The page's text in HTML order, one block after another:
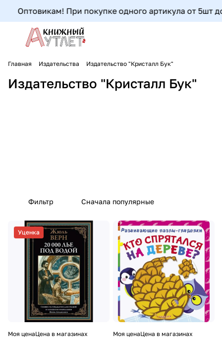
Оптовикам! При покупке одного артикула от 5шт
Главная Издательства Издательство "Кристалл Бук"
Издательство "Кристалл Бук"
Фильтр Сначала популярные
Уценка
Моя ценаЦена в магазинах Моя ценаЦена в магазинах